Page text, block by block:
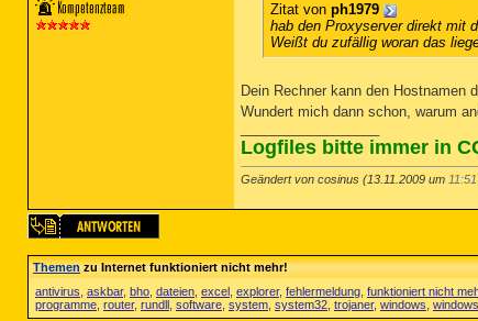
Zitat von ph1979
hab den Proxyserver direkt mit
Weißt du zufällig woran das
Dein Rechner kann den
Wundert mich dann schon, warum
Logfiles bitte immer in
Geändert von cosinus (13.11.2009 um 11:51
Themenzu Internet funktioniert nicht mehr!
antivirus askbar, bho dateien excel explorer, fehlermeldung funktioniert nicht
programme router, rundll software system system32 trojaner, windows